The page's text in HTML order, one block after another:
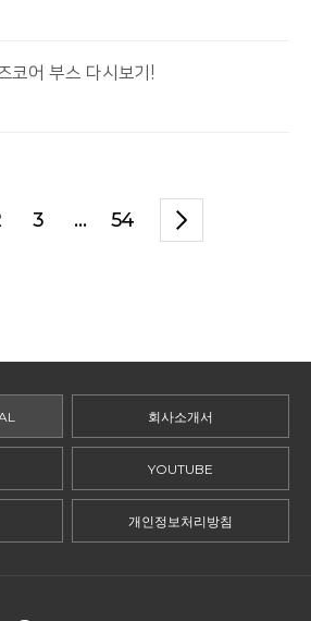
코어 부스 다시보기!
3 ... 54
회사소개서
YOUTUBE
개인정보처리방침